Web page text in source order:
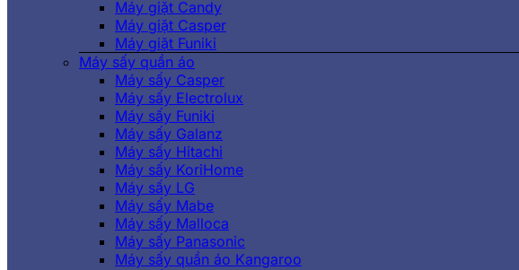
Máy giặt Candy
Máy giặt Casper
Máy giặt Funiki
Máy sấy quần áo
Máy sấy Casper
Máy sấy Electrolux
Máy sấy Funiki
Máy sấy Galanz
Máy sấy Hitachi
Máy sấy KoriHome
Máy sấy LG
Máy sấy Mabe
Máy sấy Malloca
Máy sấy Panasonic
Máy sấy quần áo Kangaroo